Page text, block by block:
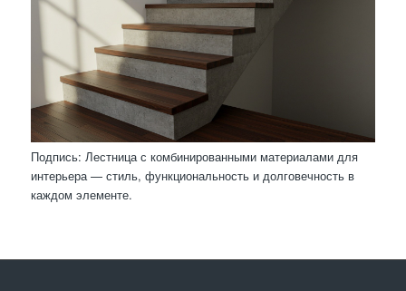
Подпись: Лестница с комбинированными материалами для
интерьера — стиль, функциональность и долговечность в
каждом элементе.